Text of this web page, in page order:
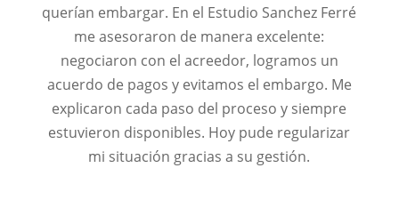
querían embargar. En el Estudio Sanchez Ferré
me asesoraron de manera excelente:
negociaron con el acreedor, logramos un
acuerdo de pagos y evitamos el embargo. Me
explicaron cada paso del proceso y siempre
estuvieron disponibles. Hoy pude regularizar
mi situación gracias a su gestión.